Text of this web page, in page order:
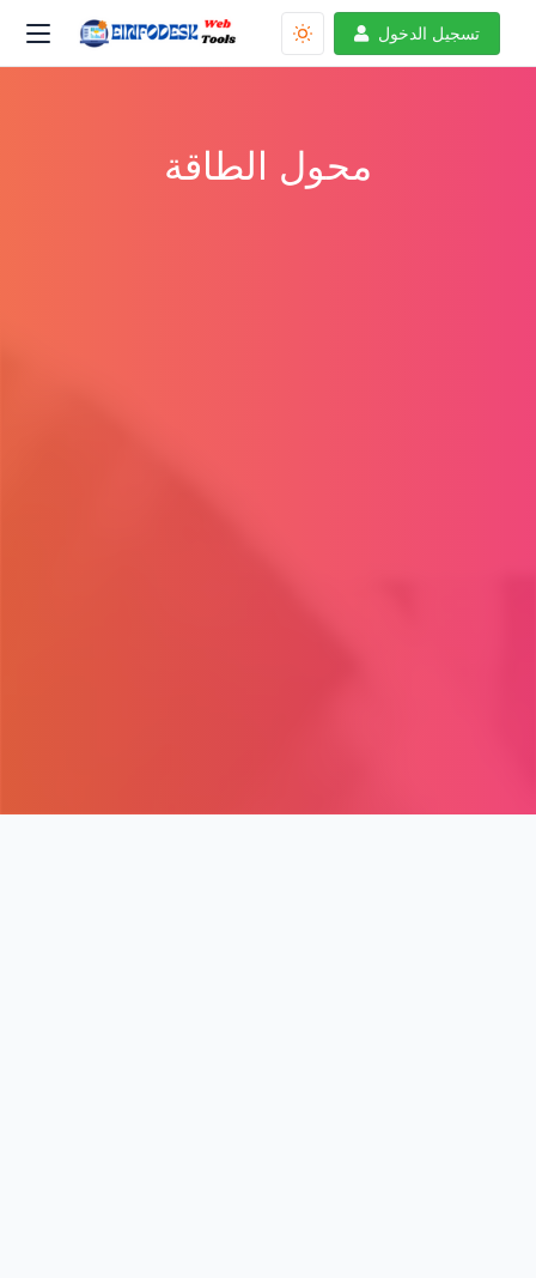
تسجيل الدخول
محول الطاقة